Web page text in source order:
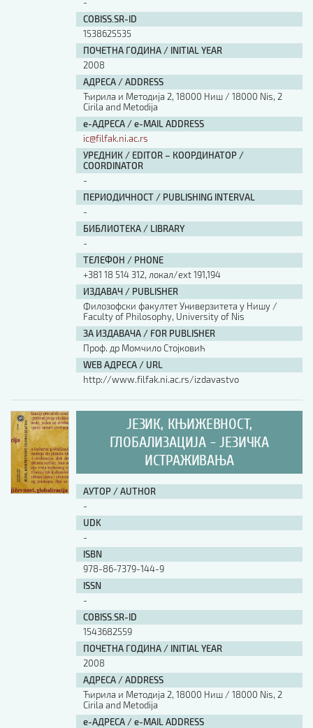
COBISS.SR-ID
1538625535
ПОЧЕТНА ГОДИНА / INITIAL YEAR
2008
АДРЕСА / ADDRESS
Ћирила и Методија 2, 18000 Ниш / 18000 Nis, 2
Cirila and Metodija
е-АДРЕСА / e-MAIL ADDRESS
ic@filfak.ni.ac.rs
УРЕДНИК / EDITOR – КООРДИНАТОР /
COORDINATOR
-
ПЕРИОДИЧНОСТ / PUBLISHING INTERVAL
-
БИБЛИОТЕКА / LIBRARY
-
ТЕЛЕФОН / PHONE
+381 18 514 312, локал/ext 191,194
ИЗДАВАЧ / PUBLISHER
Филозофски факултет Универзитета у Нишу /
Faculty of Philosophy, University of Nis
ЗА ИЗДАВАЧА / FOR PUBLISHER
Проф. др Момчило Стојковић
WEB АДРЕСА / URL
http://www.filfak.ni.ac.rs/izdavastvo
ЈЕЗИК, КЊИЖЕВНОСТ,
ГЛОБАЛИЗАЦИЈА - ЈЕЗИЧКА
ИСТРАЖИВАЊА
АУТОР / AUTHOR
-
UDK
-
ISBN
978-86-7379-144-9
ISSN
-
COBISS.SR-ID
1543682559
ПОЧЕТНА ГОДИНА / INITIAL YEAR
2008
АДРЕСА / ADDRESS
Ћирила и Методија 2, 18000 Ниш / 18000 Nis, 2
Cirila and Metodija
е-АДРЕСА / e-MAIL ADDRESS